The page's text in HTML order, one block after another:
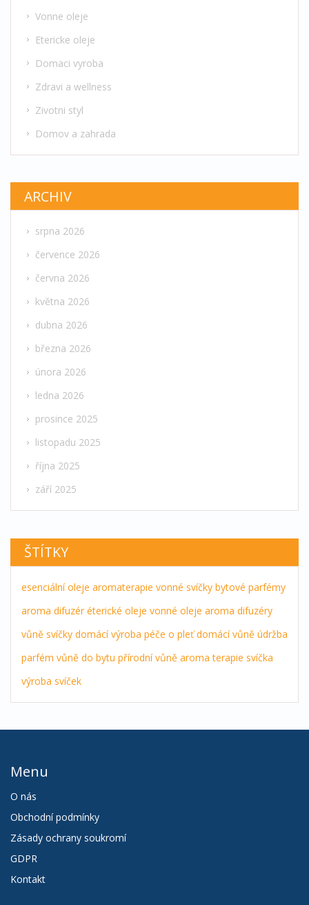
Vonne oleje
Etericke oleje
Domaci vyroba
Zdravi a wellness
Zivotni styl
Domov a zahrada
ARCHIV
srpna 2026
července 2026
června 2026
května 2026
dubna 2026
března 2026
února 2026
ledna 2026
prosince 2025
listopadu 2025
října 2025
září 2025
ŠTÍTKY
esenciální oleje aromaterapie vonné svíčky bytové parfémy
aroma difuzér éterické oleje vonné oleje aroma difuzéry
vůně svíčky domácí výroba péče o pleť domácí vůně údržba
parfém vůně do bytu přírodní vůně aroma terapie svíčka
výroba svíček
Menu
O nás
Obchodní podmínky
Zásady ochrany soukromí
GDPR
Kontakt